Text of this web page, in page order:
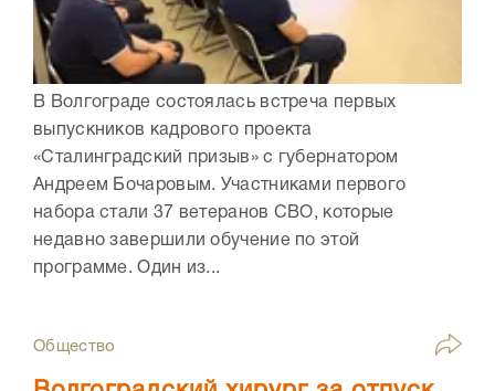
В Волгограде состоялась встреча первых
выпускников кадрового проекта
«Сталинградский призыв» с губернатором
Андреем Бочаровым. Участниками первого
набора стали 37 ветеранов СВО, которые
недавно завершили обучение по этой
программе. Один из...
Общество